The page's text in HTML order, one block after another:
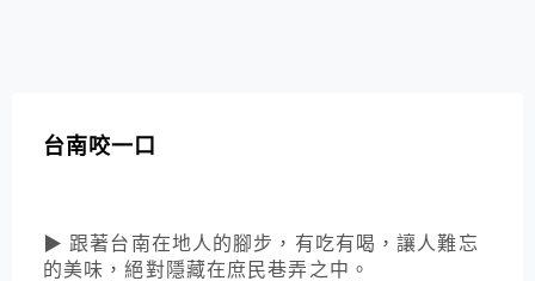
台南咬一口
▶ 跟著台南在地人的腳步，有吃有喝，讓人難忘
的美味，絕對隱藏在庶民巷弄之中。